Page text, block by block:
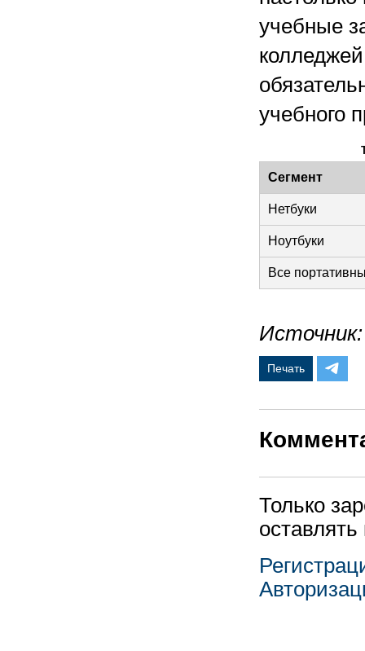
учебные
учебного
Сегмент
Нетбуки
Ноутбуки
Все
Печать
Только